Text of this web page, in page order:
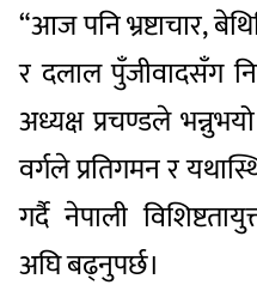
“आज पनि भ्रष्टाचार,
र दलाल पुँजीवादसँग
अध्यक्ष प्रचण्डले
वर्गले प्रतिगमन र
गर्दै नेपाली
अघि बढ्नुपर्छ।